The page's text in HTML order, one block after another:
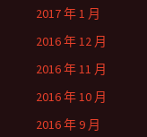
2017 年 1 月
2016 年 12 月
2016 年 11 月
2016 年 10 月
2016 年 9 月